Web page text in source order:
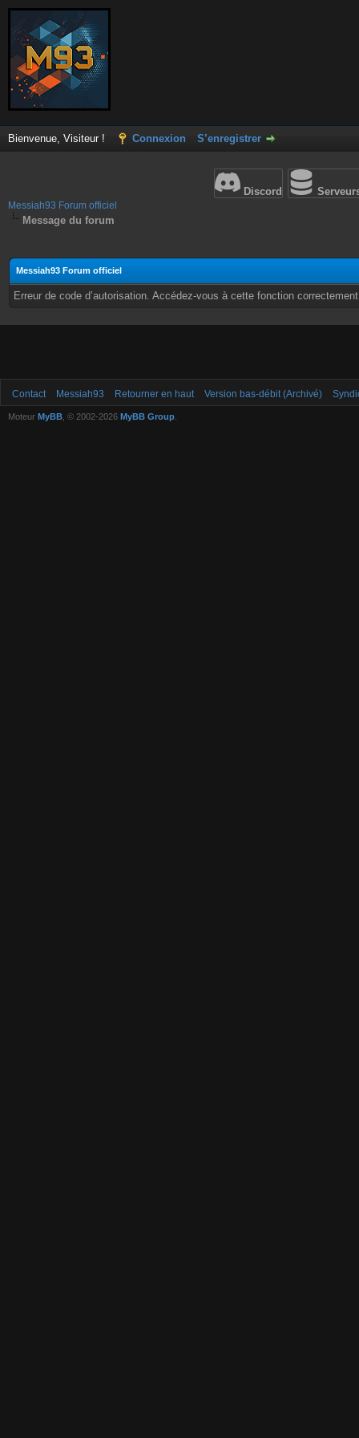
Bienvenue, Visiteur ! Connexion S’enregistrer
Discord
Messiah93 Forum officiel
Message du forum
Messiah93 Forum officiel
Erreur de code d’autorisation. Accédez-vous à cette fonction
Contact Messiah93 Retourner en haut Version bas-débit (Archivé)
Moteur MyBB , © 2002-2026 MyBB Group